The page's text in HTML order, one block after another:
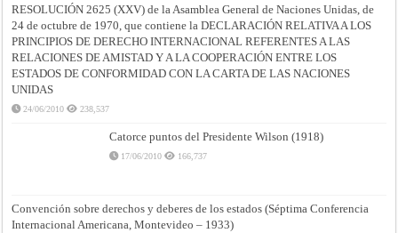
RESOLUCIÓN 2625 (XXV) de la Asamblea General de Naciones Unidas, de
24 de octubre de 1970, que contiene la DECLARACIÓN RELATIVA A LOS
PRINCIPIOS DE DERECHO INTERNACIONAL REFERENTES A LAS
RELACIONES DE AMISTAD Y A LA COOPERACIÓN ENTRE LOS
ESTADOS DE CONFORMIDAD CON LA CARTA DE LAS NACIONES
UNIDAS
24/06/2010 238,537
Catorce puntos del Presidente Wilson (1918)
17/06/2010 166,737
Convención sobre derechos y deberes de los estados (Séptima Conferencia
Internacional Americana, Montevideo – 1933)